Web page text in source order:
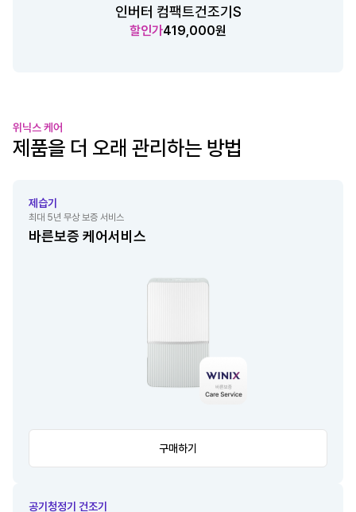
인버터 컴팩트건조기S
할인가419,000원
위닉스 케어
제품을 더 오래 관리하는 방법
제습기
최대 5년 무상 보증 서비스
바른보증 케어서비스
구매하기
공기청정기 건조기